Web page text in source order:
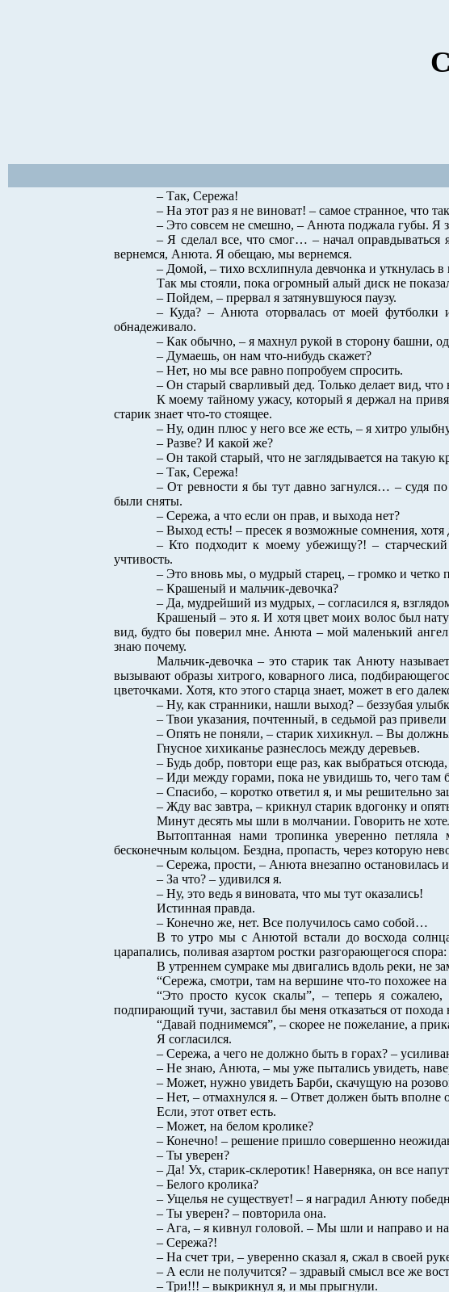
– Так, Сережа!
– На этот раз я не виноват! – самое странное, что
– Это совсем не смешно, – Анюта поджала губы. Я
– Я сделал все, что смог… – начал
вернемся, Анюта. Я обещаю, мы вернемся.
– Домой, – тихо всхлипнула девчонка и уткнулась
Так мы стояли, пока огромный алый диск не
– Пойдем, – прервал я затянувшуюся паузу.
– Куда? – Анюта оторвалась от моей футболки
обнадеживало.
– Как обычно, – я махнул рукой в сторону башни,
– Думаешь, он нам что-нибудь скажет?
– Нет, но мы все равно попробуем спросить.
– Он старый сварливый дед. Только делает вид, что
К моему тайному ужасу, который я держал на
старик знает что-то стоящее.
– Ну, один плюс у него все же есть, – я хитро
– Разве? И какой же?
– Он такой старый, что не заглядывается на такую
– Так, Сережа!
– От ревности я бы тут давно загнулся… – судя
были сняты.
– Сережа, а что если он прав, и выхода нет?
– Выход есть! – пресек я возможные сомнения,
– Кто подходит к моему убежищу?! –
учтивость.
– Это вновь мы, о мудрый старец, – громко и четко
– Крашеный и мальчик-девочка?
– Да, мудрейший из мудрых, – согласился я,
Крашеный – это я. И хотя цвет моих волос был
вид, будто бы поверил мне. Анюта – мой маленький
знаю почему.
Мальчик-девочка – это старик так Анюту
вызывают образы хитрого, коварного лиса,
цветочками. Хотя, кто этого старца знает, может в его
– Ну, как странники, нашли выход? – беззубая
– Твои указания, почтенный, в седьмой раз привели
– Опять не поняли, – старик хихикнул. – Вы
Гнусное хихиканье разнеслось между деревьев.
– Будь добр, повтори еще раз, как выбраться
– Иди между горами, пока не увидишь то, чего там
– Спасибо, – коротко ответил я, и мы решительно
– Жду вас завтра, – крикнул старик вдогонку и
Минут десять мы шли в молчании. Говорить не
Вытоптанная нами тропинка уверенно
бесконечным кольцом. Бездна, пропасть, через которую
– Сережа, прости, – Анюта внезапно остановилась
– За что? – удивился я.
– Ну, это ведь я виновата, что мы тут оказались!
Истинная правда.
– Конечно же, нет. Все получилось само собой…
В то утро мы с Анютой встали до восхода
царапались, поливая азартом ростки разгорающегося
В утреннем сумраке мы двигались вдоль реки, не
“Сережа, смотри, там на вершине что-то похожее
“Это просто кусок скалы”, – теперь я
подпирающий тучи, заставил бы меня отказаться от похода
“Давай поднимемся”, – скорее не пожелание, а
Я согласился.
– Сережа, а чего не должно быть в горах? –
– Не знаю, Анюта, – мы уже пытались увидеть,
– Может, нужно увидеть Барби, скачущую на
– Нет, – отмахнулся я. – Ответ должен быть
Если, этот ответ есть.
– Может, на белом кролике?
– Конечно! – решение пришло совершенно
– Ты уверен?
– Да! Ух, старик-склеротик! Наверняка, он все
– Белого кролика?
– Ущелья не существует! – я наградил Анюту
– Ты уверен? – повторила она.
– Ага, – я кивнул головой. – Мы шли и направо и
– Сережа?!
– На счет три, – уверенно сказал я, сжал в своей
– А если не получится? – здравый смысл все же
– Три!!! – выкрикнул я, и мы прыгнули.